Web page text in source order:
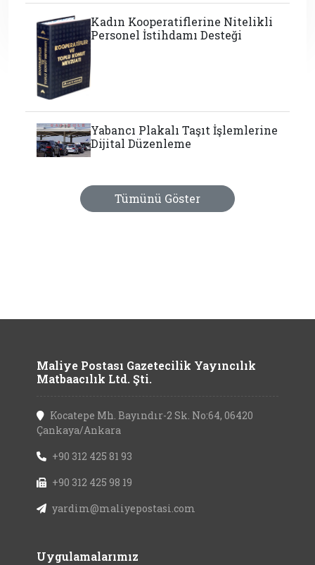
Kadın Kooperatiflerine Nitelikli
Personel İstihdamı Desteği
Yabancı Plakalı Taşıt İşlemlerine
Dijital Düzenleme
Tümünü Göster
Maliye Postası Gazetecilik Yayıncılık
Matbaacılık Ltd. Şti.
Kocatepe Mh. Bayındır-2 Sk. No:64, 06420
Çankaya/Ankara
+90 312 425 81 93
+90 312 425 98 19
yardim@maliyepostasi.com
Uygulamalarımız